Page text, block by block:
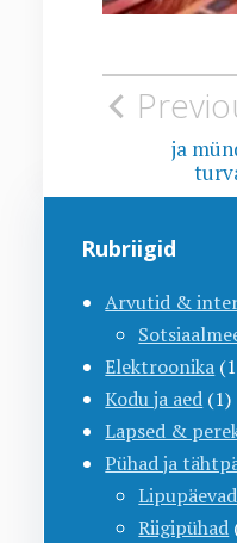
ja
Rubriigid
Arvutid &
Elektroonika
Kodu ja aed (1)
Lapsed &
Pühad ja
Lipupäevad
Riigipühad